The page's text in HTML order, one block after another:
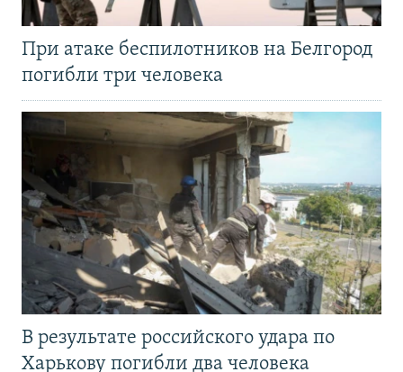
При атаке беспилотников на Белгород
погибли три человека
В результате российского удара по
Харькову погибли два человека